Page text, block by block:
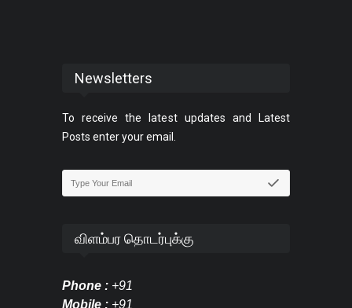
Newsletters
To receive the latest updates and Latest
Posts enter your email.
விளம்பர தொடர்புக்கு
Phone : +91
Mobile : +91